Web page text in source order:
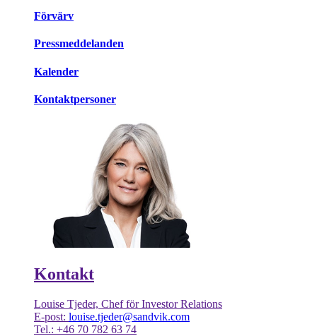
Förvärv
Pressmeddelanden
Kalender
Kontaktpersoner
Kontakt
Louise Tjeder, Chef för Investor Relations
E-post: louise.tjeder@sandvik.com
Tel.: +46 70 782 63 74